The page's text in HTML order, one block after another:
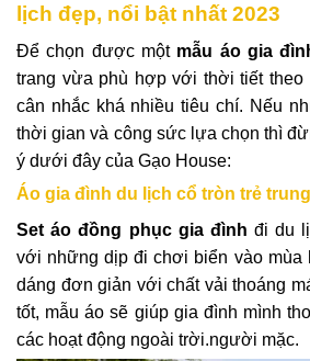
lịch đẹp, nổi bật nhất 2023
Để chọn được một mẫu áo gia
trang vừa phù hợp với thời tiết theo
cân nhắc khá nhiều tiêu chí. Nếu
thời gian và công sức lựa chọn thì
ý dưới đây của Gạo House:
Áo gia đình du lịch cổ tròn trẻ trung
Set áo đồng phục gia đình đi du
với những dịp đi chơi biển vào mùa
dáng đơn giản với chất vải thoáng
tốt, mẫu áo sẽ giúp gia đình mình
các hoạt động ngoài trời.người mặc.